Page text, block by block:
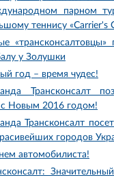
парном
теннису «Carriеr's
«трансконсалтовцы»
у Золушки
год – время чудес!
Трансконсалт
с Новым 2016 годом!
Трансконсалт
городов
автомобилиста!